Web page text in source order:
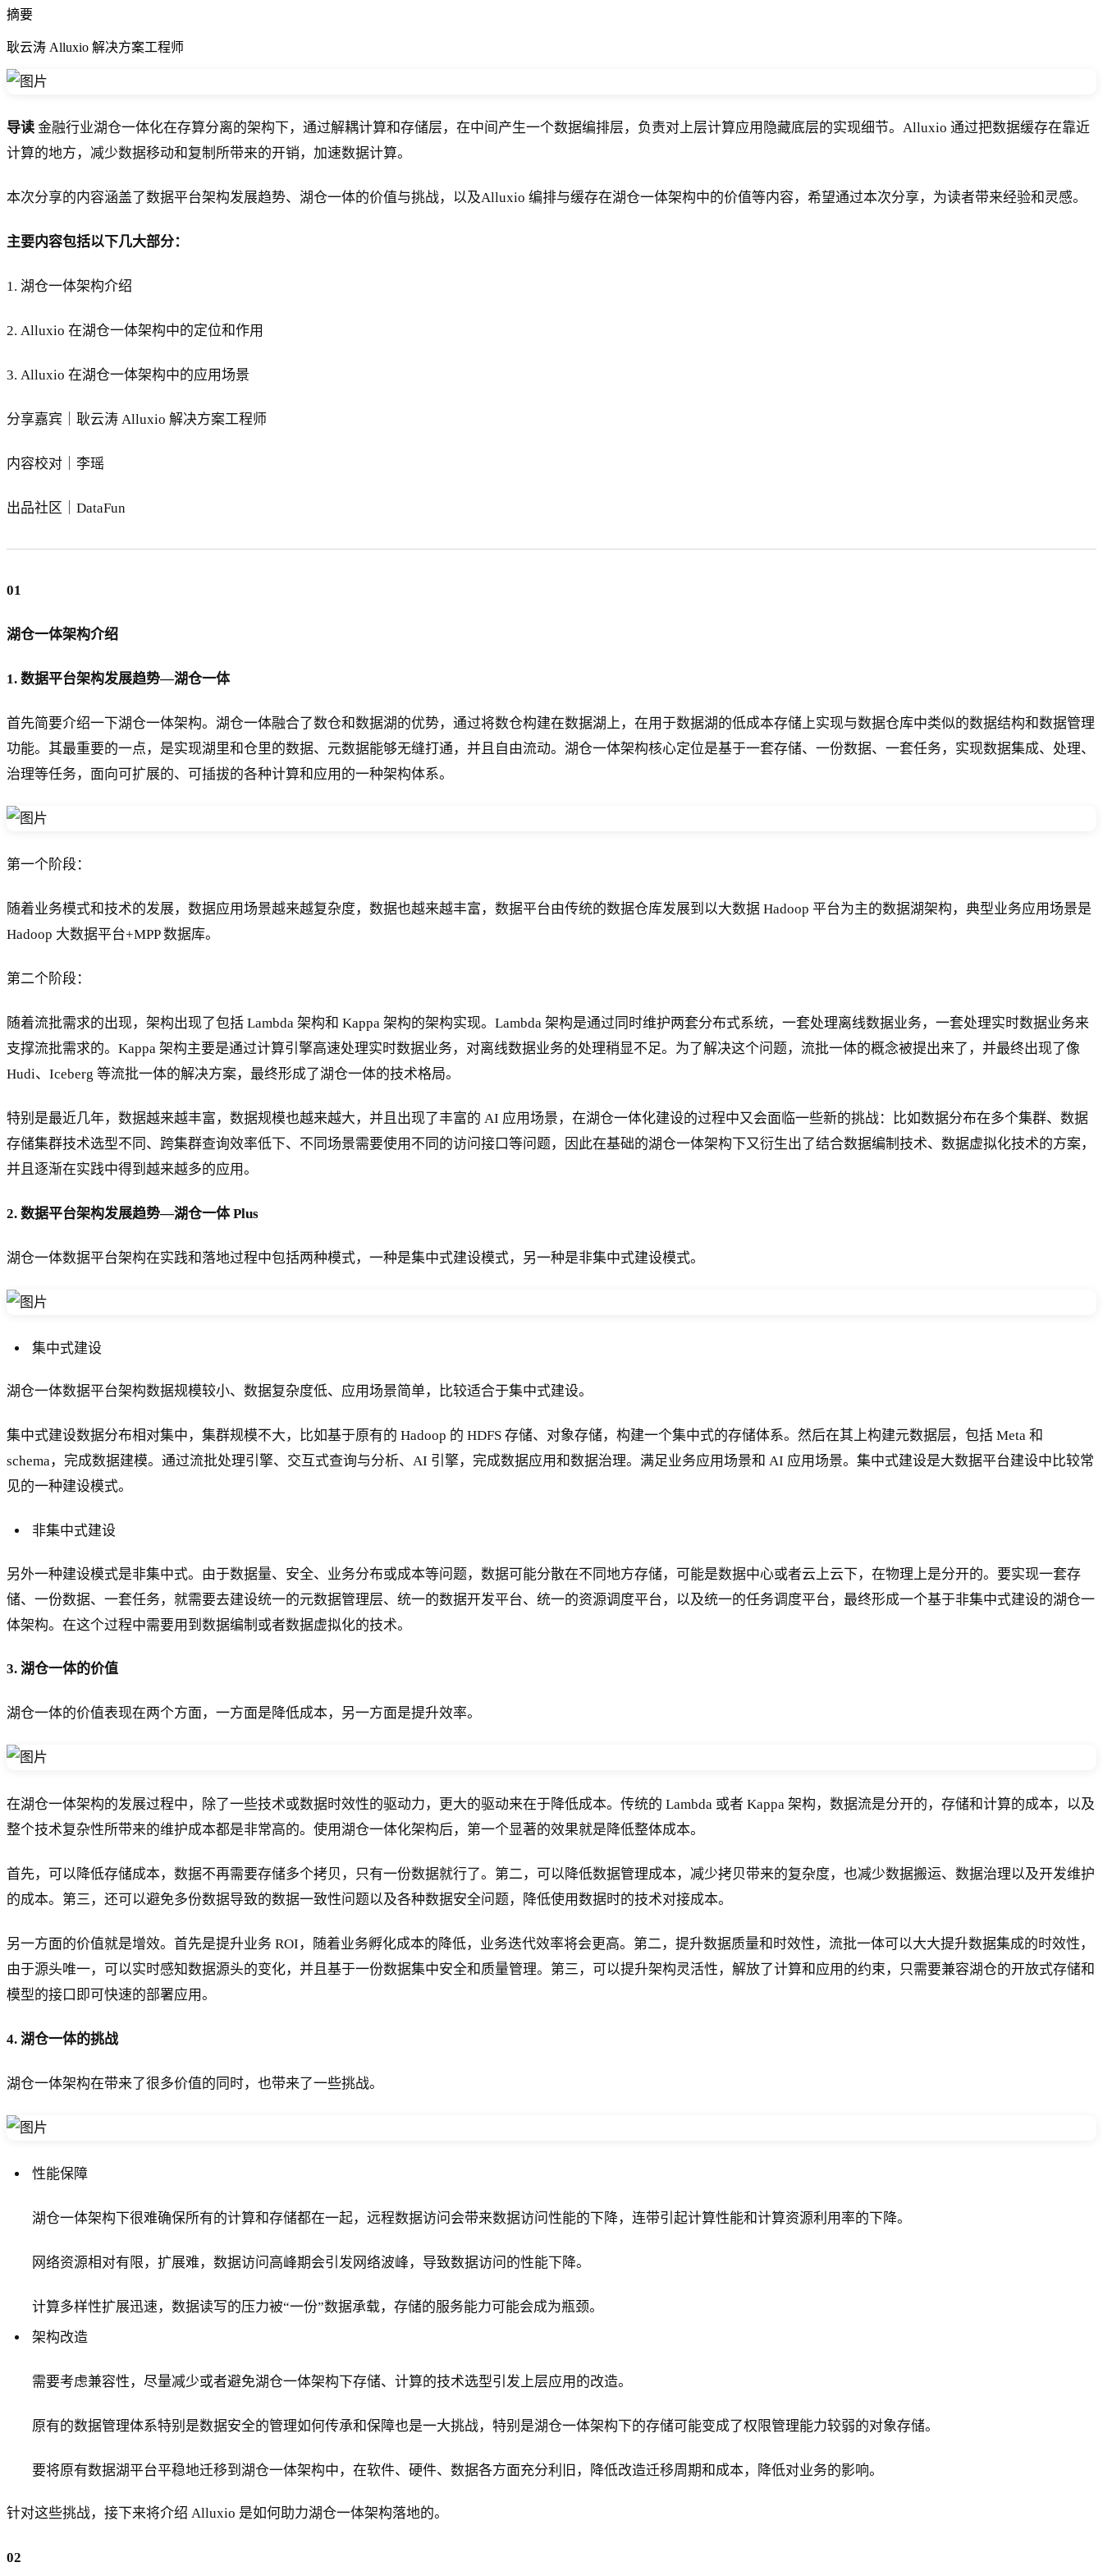
摘要
耿云涛 Alluxio 解决方案工程师
导读 金融行业湖仓一体化在存算分离的架构下，通过解耦计算和存储层，在中间产生一个数据编排层，负责对上层计算应用隐藏底层的实现细节。Alluxio 通过把数据缓存在靠近
计算的地方，减少数据移动和复制所带来的开销，加速数据计算。
本次分享的内容涵盖了数据平台架构发展趋势、湖仓一体的价值与挑战，以及Alluxio 编排与缓存在湖仓一体架构中的价值等内容，希望通过本次分享，为读者带来经验和灵感。
主要内容包括以下几大部分：
1. 湖仓一体架构介绍
2. Alluxio 在湖仓一体架构中的定位和作用
3. Alluxio 在湖仓一体架构中的应用场景
分享嘉宾｜耿云涛 Alluxio 解决方案工程师
内容校对｜李瑶
出品社区｜DataFun
01
湖仓一体架构介绍
1. 数据平台架构发展趋势—湖仓一体
首先简要介绍一下湖仓一体架构。湖仓一体融合了数仓和数据湖的优势，通过将数仓构建在数据湖上，在用于数据湖的低成本存储上实现与数据仓库中类似的数据结构和数据管理
功能。其最重要的一点，是实现湖里和仓里的数据、元数据能够无缝打通，并且自由流动。湖仓一体架构核心定位是基于一套存储、一份数据、一套任务，实现数据集成、处理、
治理等任务，面向可扩展的、可插拔的各种计算和应用的一种架构体系。
第一个阶段：
随着业务模式和技术的发展，数据应用场景越来越复杂度，数据也越来越丰富，数据平台由传统的数据仓库发展到以大数据 Hadoop 平台为主的数据湖架构，典型业务应用场景是
Hadoop 大数据平台+MPP 数据库。
第二个阶段：
随着流批需求的出现，架构出现了包括 Lambda 架构和 Kappa 架构的架构实现。Lambda 架构是通过同时维护两套分布式系统，一套处理离线数据业务，一套处理实时数据业务来
支撑流批需求的。Kappa 架构主要是通过计算引擎高速处理实时数据业务，对离线数据业务的处理稍显不足。为了解决这个问题，流批一体的概念被提出来了，并最终出现了像
Hudi、Iceberg 等流批一体的解决方案，最终形成了湖仓一体的技术格局。
特别是最近几年，数据越来越丰富，数据规模也越来越大，并且出现了丰富的 AI 应用场景，在湖仓一体化建设的过程中又会面临一些新的挑战：比如数据分布在多个集群、数据
存储集群技术选型不同、跨集群查询效率低下、不同场景需要使用不同的访问接口等问题，因此在基础的湖仓一体架构下又衍生出了结合数据编制技术、数据虚拟化技术的方案，
并且逐渐在实践中得到越来越多的应用。
2. 数据平台架构发展趋势—湖仓一体 Plus
湖仓一体数据平台架构在实践和落地过程中包括两种模式，一种是集中式建设模式，另一种是非集中式建设模式。
集中式建设
湖仓一体数据平台架构数据规模较小、数据复杂度低、应用场景简单，比较适合于集中式建设。
集中式建设数据分布相对集中，集群规模不大，比如基于原有的 Hadoop 的 HDFS 存储、对象存储，构建一个集中式的存储体系。然后在其上构建元数据层，包括 Meta 和
schema，完成数据建模。通过流批处理引擎、交互式查询与分析、AI 引擎，完成数据应用和数据治理。满足业务应用场景和 AI 应用场景。集中式建设是大数据平台建设中比较常
见的一种建设模式。
非集中式建设
另外一种建设模式是非集中式。由于数据量、安全、业务分布或成本等问题，数据可能分散在不同地方存储，可能是数据中心或者云上云下，在物理上是分开的。要实现一套存
储、一份数据、一套任务，就需要去建设统一的元数据管理层、统一的数据开发平台、统一的资源调度平台，以及统一的任务调度平台，最终形成一个基于非集中式建设的湖仓一
体架构。在这个过程中需要用到数据编制或者数据虚拟化的技术。
3. 湖仓一体的价值
湖仓一体的价值表现在两个方面，一方面是降低成本，另一方面是提升效率。
在湖仓一体架构的发展过程中，除了一些技术或数据时效性的驱动力，更大的驱动来在于降低成本。传统的 Lambda 或者 Kappa 架构，数据流是分开的，存储和计算的成本，以及
整个技术复杂性所带来的维护成本都是非常高的。使用湖仓一体化架构后，第一个显著的效果就是降低整体成本。
首先，可以降低存储成本，数据不再需要存储多个拷贝，只有一份数据就行了。第二，可以降低数据管理成本，减少拷贝带来的复杂度，也减少数据搬运、数据治理以及开发维护
的成本。第三，还可以避免多份数据导致的数据一致性问题以及各种数据安全问题，降低使用数据时的技术对接成本。
另一方面的价值就是增效。首先是提升业务 ROI，随着业务孵化成本的降低，业务迭代效率将会更高。第二，提升数据质量和时效性，流批一体可以大大提升数据集成的时效性，
由于源头唯一，可以实时感知数据源头的变化，并且基于一份数据集中安全和质量管理。第三，可以提升架构灵活性，解放了计算和应用的约束，只需要兼容湖仓的开放式存储和
模型的接口即可快速的部署应用。
4. 湖仓一体的挑战
湖仓一体架构在带来了很多价值的同时，也带来了一些挑战。
性能保障
湖仓一体架构下很难确保所有的计算和存储都在一起，远程数据访问会带来数据访问性能的下降，连带引起计算性能和计算资源利用率的下降。
网络资源相对有限，扩展难，数据访问高峰期会引发网络波峰，导致数据访问的性能下降。
计算多样性扩展迅速，数据读写的压力被“一份”数据承载，存储的服务能力可能会成为瓶颈。
架构改造
需要考虑兼容性，尽量减少或者避免湖仓一体架构下存储、计算的技术选型引发上层应用的改造。
原有的数据管理体系特别是数据安全的管理如何传承和保障也是一大挑战，特别是湖仓一体架构下的存储可能变成了权限管理能力较弱的对象存储。
要将原有数据湖平台平稳地迁移到湖仓一体架构中，在软件、硬件、数据各方面充分利旧，降低改造迁移周期和成本，降低对业务的影响。
针对这些挑战，接下来将介绍 Alluxio 是如何助力湖仓一体架构落地的。
02